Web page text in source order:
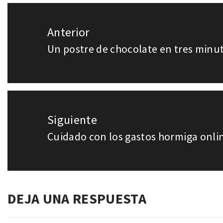
entradas
Anterior
Entrada
Un postre de chocolate en tres
Siguiente
Entrada
Cuidado con los gastos hormiga
DEJA UNA RESPUESTA